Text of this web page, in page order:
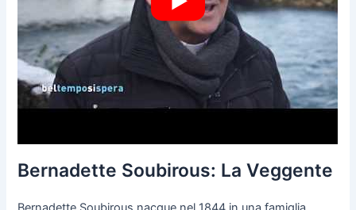
Bernadette Soubirous: La Veggente